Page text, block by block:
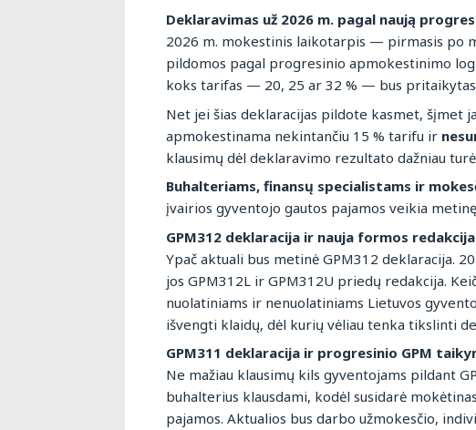
Deklaravimas už 2026 m. pagal naują
2026 m. mokestinis laikotarpis — pirmasis po
pildomos pagal progresinio apmokestinimo
koks tarifas — 20, 25 ar 32 % — bus
Net jei šias deklaracijas pildote kasmet, šįmet
apmokestinama nekintančiu 15 % tarifu ir
klausimų dėl deklaravimo rezultato dažniau
Buhalteriams, finansų specialistams ir
įvairios gyventojo gautos pajamos veikia
GPM312 deklaracija ir nauja formos redakcija
Ypač aktuali bus metinė GPM312 deklaracija.
jos GPM312L ir GPM312U priedų redakcija.
nuolatiniams ir nenuolatiniams Lietuvos
išvengti klaidų, dėl kurių vėliau tenka tikslinti
GPM311 deklaracija ir progresinio GPM
Ne mažiau klausimų kils gyventojams pildant
buhalterius klausdami, kodėl susidarė
pajamos. Aktualios bus darbo užmokesčio,